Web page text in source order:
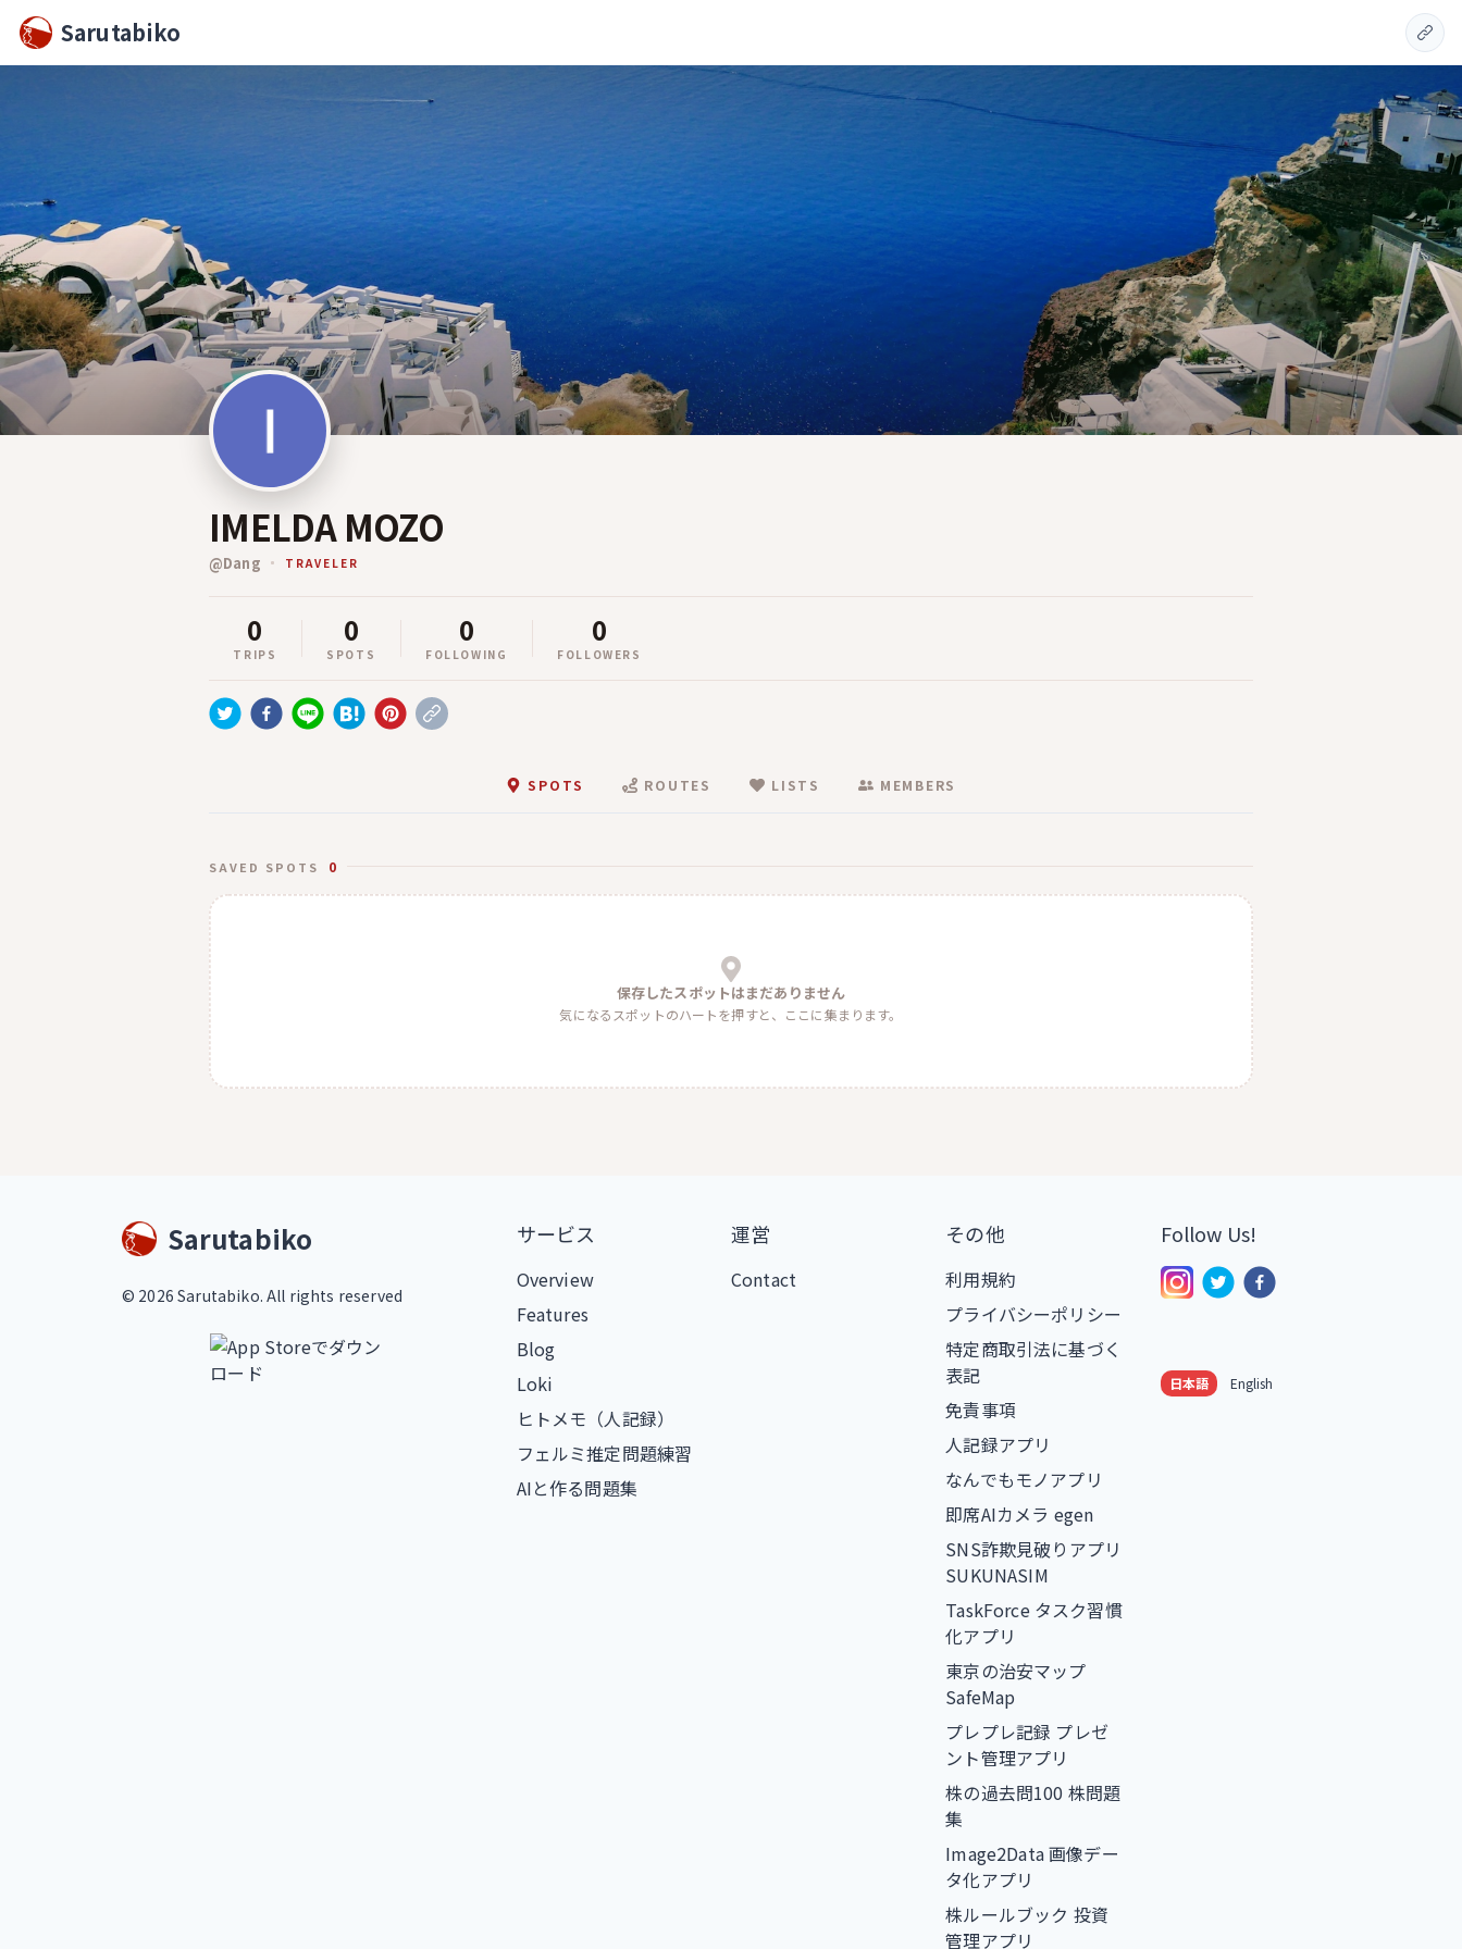
Sarutabiko
IMELDA MOZO
@Dang TRAVELER
0
TRIPS
0
SPOTS
0
FOLLOWING
0
FOLLOWERS
SPOTS ROUTES LISTS MEMBERS
SAVED SPOTS 0
保存したスポットはまだありません
気になるスポットのハートを押すと、ここに集まります。
Sarutabiko
© 2026 Sarutabiko. All rights reserved
サービス
Overview
Features
Blog
Loki
ヒトメモ（人記録）
フェルミ推定問題練習
AIと作る問題集
運営
Contact
その他
利用規約
プライバシーポリシー
特定商取引法に基づく
表記
免責事項
人記録アプリ
なんでもモノアプリ
即席AIカメラ egen
SNS詐欺見破りアプリ
SUKUNASIM
TaskForce タスク習慣
化アプリ
東京の治安マップ
SafeMap
プレプレ記録 プレゼ
ント管理アプリ
株の過去問100 株問題
集
Image2Data 画像デー
タ化アプリ
株ルールブック 投資
管理アプリ
Follow Us!
日本語 English